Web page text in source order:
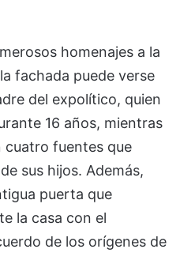
homenajes a la
fachada puede verse
del expolítico, quien
16 años, mientras
cuatro fuentes que
sus hijos. Además,
puerta que
la casa con el
de los orígenes de